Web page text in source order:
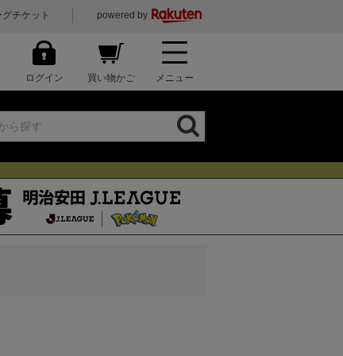
グチケット powered by
ログイン 買い物かご メニュー